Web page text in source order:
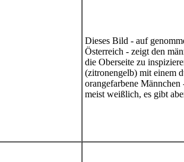
Dieses Bild - auf
Österreich - zeigt den
die Oberseite zu
(zitronengelb) mit einem
orangefarbene
meist weißlich, es gibt